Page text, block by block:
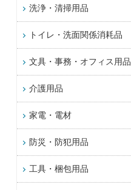
洗浄・清掃用品
トイレ・洗面関係消耗品
文具・事務・オフィス用品
介護用品
家電・電材
防災・防犯用品
工具・梱包用品